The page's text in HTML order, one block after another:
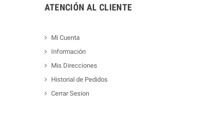
ATENCIÓN AL CLIENTE
Mi Cuenta
Información
Mis Direcciones
Historial de Pedidos
Cerrar Sesion